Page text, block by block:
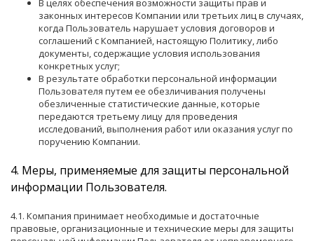
В целях обеспечения возможности защиты прав и
законных интересов Компании или третьих лиц в случаях,
когда Пользователь нарушает условия договоров и
соглашений с Компанией, настоящую Политику, либо
документы, содержащие условия использования
конкретных услуг;
В результате обработки персональной информации
Пользователя путем ее обезличивания получены
обезличенные статистические данные, которые
передаются третьему лицу для проведения
исследований, выполнения работ или оказания услуг по
поручению Компании.
4. ​Меры, применяемые для защиты персональной
информации Пользователя.
4.1. Компания принимает необходимые и достаточные
правовые, организационные и технические меры для защиты